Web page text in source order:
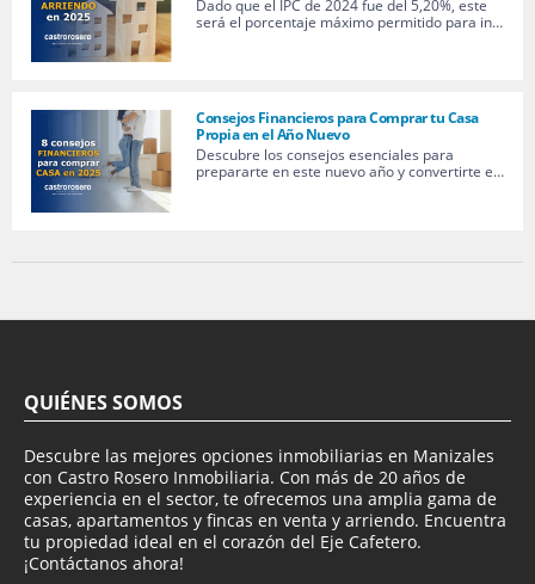
Dado que el IPC de 2024 fue del 5,20%, este
será el porcentaje máximo permitido para in…
Consejos Financieros para Comprar tu Casa
Propia en el Año Nuevo
Descubre los consejos esenciales para
prepararte en este nuevo año y convertirte e…
QUIÉNES SOMOS
Descubre las mejores opciones inmobiliarias en Manizales
con Castro Rosero Inmobiliaria. Con más de 20 años de
experiencia en el sector, te ofrecemos una amplia gama de
casas, apartamentos y fincas en venta y arriendo. Encuentra
tu propiedad ideal en el corazón del Eje Cafetero.
¡Contáctanos ahora!